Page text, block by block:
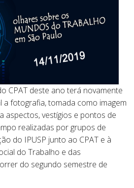
CPAT deste ano terá novamente
fotografia, tomada como imagem
aspectos, vestígios e pontos de
realizadas por grupos de
do IPUSP junto ao CPAT e à
do Trabalho e das
do segundo semestre de